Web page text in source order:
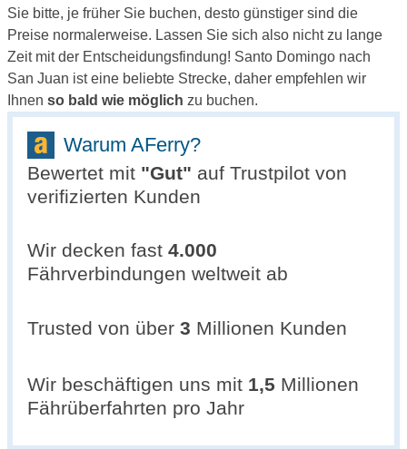
Sie bitte, je früher Sie buchen, desto günstiger sind die
Preise normalerweise. Lassen Sie sich also nicht zu lange
Zeit mit der Entscheidungsfindung! Santo Domingo nach
San Juan ist eine beliebte Strecke, daher empfehlen wir
Ihnen so bald wie möglich zu buchen.
Warum AFerry?
Bewertet mit "Gut" auf Trustpilot von
verifizierten Kunden
Wir decken fast 4.000
Fährverbindungen weltweit ab
Trusted von über 3 Millionen Kunden
Wir beschäftigen uns mit 1,5 Millionen
Fährüberfahrten pro Jahr